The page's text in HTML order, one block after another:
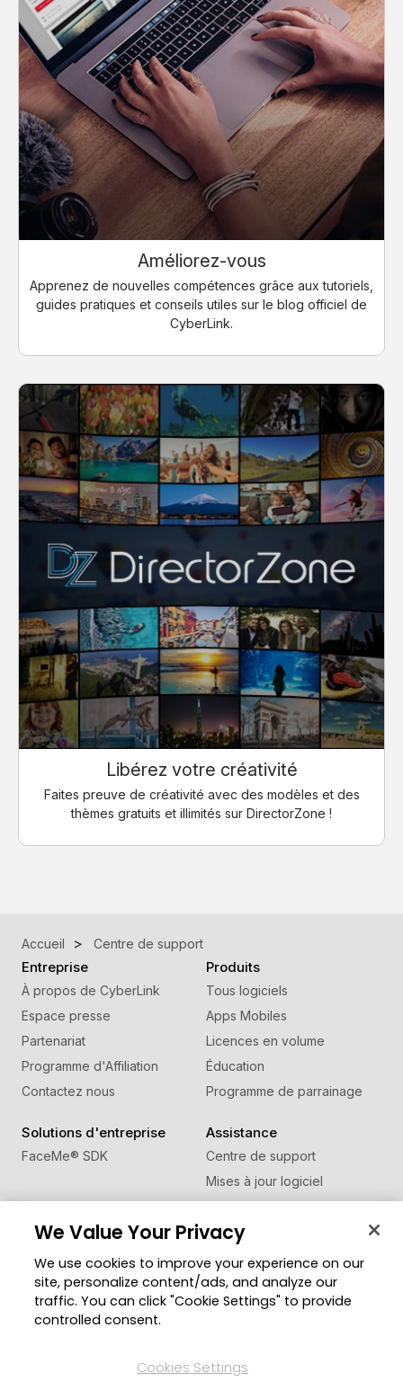
Améliorez-vous
Apprenez de nouvelles compétences grâce aux tutoriels,
guides pratiques et conseils utiles sur le blog officiel de
CyberLink.
Libérez votre créativité
Faites preuve de créativité avec des modèles et des
thèmes gratuits et illimités sur DirectorZone !
Accueil Centre de support
Entreprise
À propos de CyberLink
Espace presse
Partenariat
Programme d'Affiliation
Contactez nous
Produits
Tous logiciels
Apps Mobiles
Licences en volume
Éducation
Programme de parrainage
Solutions d'entreprise
FaceMe® SDK
Assistance
Centre de support
Mises à jour logiciel
Centre d'apprentissage
Zone des Membres
Blog
Changer de région
We Value Your Privacy
We use cookies to improve your experience on our
site, personalize content/ads, and analyze our
traffic. You can click "Cookie Settings" to provide
controlled consent.
Cookies Settings